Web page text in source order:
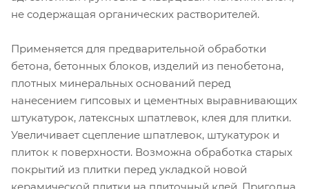
не содержащая органических растворителей.
Применяется для предварительной обработки
бетона, бетонных блоков, изделий из пенобетона,
плотных минеральных оснований перед
нанесением гипсовых и цементных выравнивающих
штукатурок, латексных шпатлевок, клея для плитки.
Увеличивает сцепление шпатлевок, штукатурок и
плиток к поверхности. Возможна обработка старых
покрытий из плитки перед укладкой новой
керамической плитки на плиточный клей. Пригодна